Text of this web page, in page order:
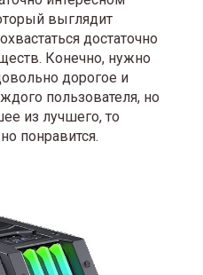
выглядит
достаточно
Конечно, нужно
дорогое и
пользователя, но
из лучшего, то
понравится.